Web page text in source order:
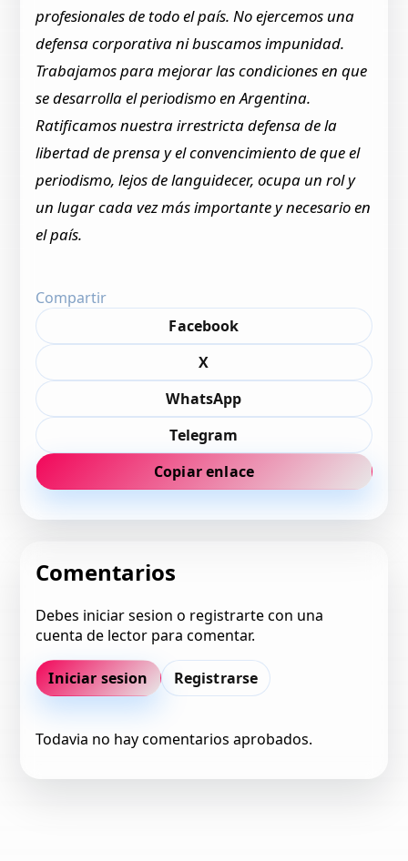
profesionales de todo el país. No ejercemos una
defensa corporativa ni buscamos impunidad.
Trabajamos para mejorar las condiciones en que
se desarrolla el periodismo en Argentina.
Ratificamos nuestra irrestricta defensa de la
libertad de prensa y el convencimiento de que el
periodismo, lejos de languidecer, ocupa un rol y
un lugar cada vez más importante y necesario en
el país.
Compartir
Facebook
X
WhatsApp
Telegram
Copiar enlace
Comentarios
Debes iniciar sesion o registrarte con una
cuenta de lector para comentar.
Iniciar sesion Registrarse
Todavia no hay comentarios aprobados.